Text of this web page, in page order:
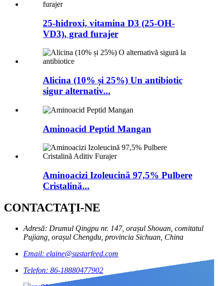
25-hidroxi, vitamina D3 (25-OH-
VD3), grad furajer
Alicina (10% și 25%) Un antibiotic
sigur alternativ...
Aminoacid Peptid Mangan
Aminoacizi Izoleucină 97,5% Pulbere
Cristalină...
CONTACTAŢI-NE
Adresă: Drumul Qingpu nr. 147, orașul Shouan, comitatul
Pujiang, orașul Chengdu, provincia Sichuan, China
Email: elaine@sustarfeed.com
Telefon: 86-18880477902